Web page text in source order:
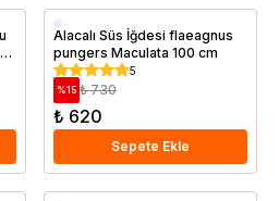
Saksıda
Alacalı Süs İğdesi flaeagnus
pungers Maculata 100 cm
5
%15 ₺ 730
₺ 620
Sepete Ekle